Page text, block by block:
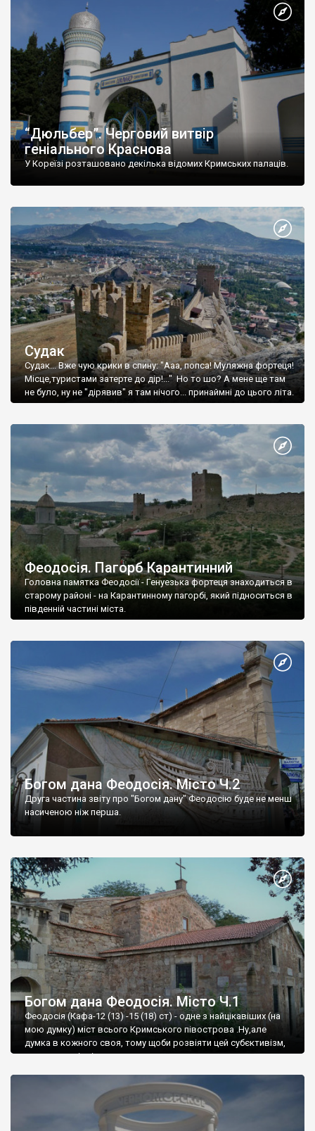
“Дюльбер”. Черговий витвір
геніального Краснова
У Кореїзі розташовано декілька відомих Кримських палаців.
Судак
Судак... Вже чую крики в спину: "Ааа, попса! Муляжна фортеця!
Місце,туристами затерте до дір!..." Но то шо? А мене ще там
не було, ну не "дірявив" я там нічого... принаймні до цього літа.
Феодосія. Пагорб Карантинний
Головна памятка Феодосії - Генуезька фортеця знаходиться в
старому районі - на Карантинному пагорбі, який підноситься в
південній частині міста.
Богом дана Феодосія. Місто Ч.2
Друга частина звіту про "Богом дану" Феодосію буде не менш
насиченою ніж перша.
Богом дана Феодосія. Місто Ч.1
Феодосія (Кафа-12 (13) -15 (18) ст) - одне з найцікавіших (на
мою думку) міст всього Кримського півострова .Ну,але
думка в кожного своя, тому щоби розвіяти цей субєктивізм,
запрошую відвідати це